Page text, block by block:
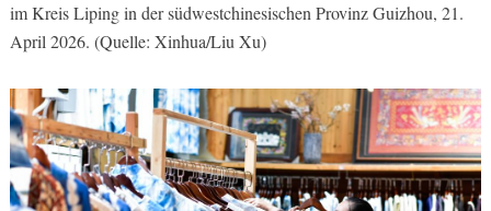
im Kreis Liping in der südwestchinesischen Provinz Guizhou, 21.
April 2026. (Quelle: Xinhua/Liu Xu)